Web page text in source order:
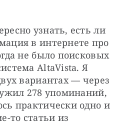
узнать, есть ли
в интернете про
не было поисковых
AltaVista. Я
вариантах — через
278 упоминаний,
практически одно и
то статьи из